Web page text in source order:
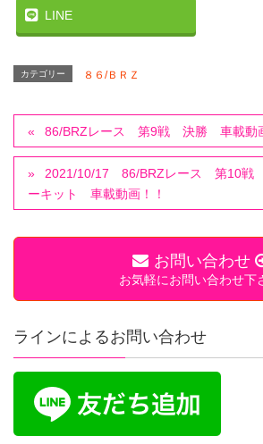
LINE
カテゴリー ８６/ＢＲＺ
86/BRZレース 第9戦 決勝 車載動
2021/10/17 86/BRZレース 第10
ーキット 車載動画！！
お問い合わせ
お気軽にお問い合わせ下
ラインによるお問い合わせ